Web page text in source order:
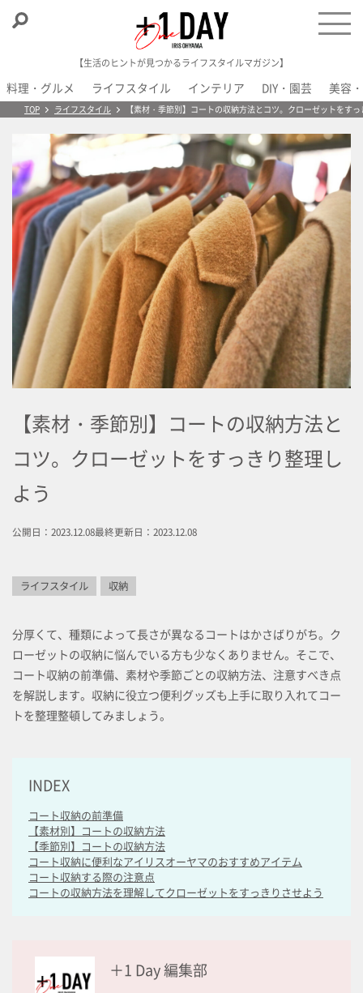
【生活のヒントが見つかるライフスタイルマガジン】
料理・グルメ ライフスタイル インテリア DIY・園芸 美容
TOP＋1 Dayライフスタイル 【素材・季節別】コートの収納方法とコツ。クローゼットをす
【素材・季節別】コートの収納方法と
コツ。クローゼットをすっきり整理し
よう
公開日：2023.12.08最終更新日：2023.12.08
ライフスタイル 収納
分厚くて、種類によって長さが異なるコートはかさばりがち。ク
ローゼットの収納に悩んでいる方も少なくありません。そこで、
コート収納の前準備、素材や季節ごとの収納方法、注意すべき点
を解説します。収納に役立つ便利グッズも上手に取り入れてコー
トを整理整頓してみましょう。
INDEX
コート収納の前準備
【素材別】コートの収納方法
【季節別】コートの収納方法
コート収納に便利なアイリスオーヤマのおすすめアイテム
コート収納する際の注意点
コートの収納方法を理解してクローゼットをすっきりさせよう
＋1 Day 編集部